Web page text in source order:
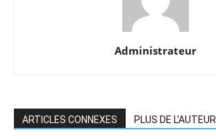
Administrateur
ARTICLES CONNEXES PLUS DE L'AUTEUR